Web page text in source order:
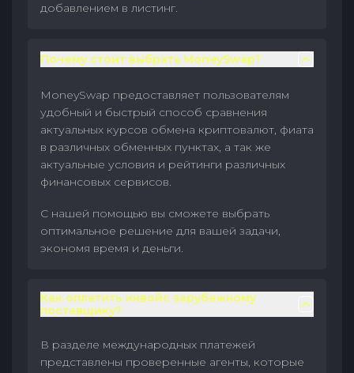
добавлением в листинг.
Почему стоит выбрать MoneySwap?
MoneySwap предоставляет пользователям
удобный и быстрый способ сравнения
актуальных курсов обмена криптовалют, фиата
в различных обменных пунктах, а так же
актуальные условия и рейтинги различных
финансовых сервисов.
С нашей помощью вы сможете выбрать
оптимальное решение для вашей задачи,
экономя время и деньги.
Как оплатить инвойс зарубежному
поставщику?
В разделе международных платежей
представлены проверенные агенты, которые